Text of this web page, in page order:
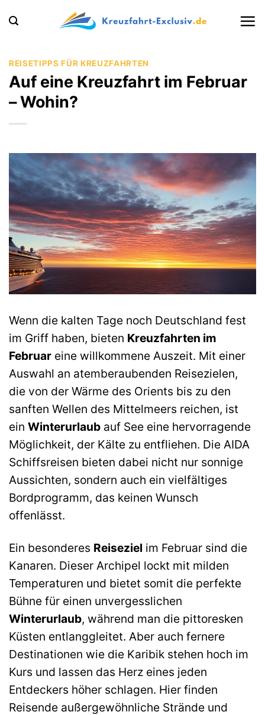
Inhalt
REISETIPPS FÜR KREUZFAHRTEN
Auf eine Kreuzfahrt im Februar
– Wohin?
Wenn die kalten Tage noch Deutschland fest
im Griff haben, bieten Kreuzfahrten im
Februar eine willkommene Auszeit. Mit einer
Auswahl an atemberaubenden Reisezielen,
die von der Wärme des Orients bis zu den
sanften Wellen des Mittelmeers reichen, ist
ein Winterurlaub auf See eine hervorragende
Möglichkeit, der Kälte zu entfliehen. Die AIDA
Schiffsreisen bieten dabei nicht nur sonnige
Aussichten, sondern auch ein vielfältiges
Bordprogramm, das keinen Wunsch
offenlässt.
Ein besonderes Reiseziel im Februar sind die
Kanaren. Dieser Archipel lockt mit milden
Temperaturen und bietet somit die perfekte
Bühne für einen unvergesslichen
Winterurlaub, während man die pittoresken
Küsten entlanggleitet. Aber auch fernere
Destinationen wie die Karibik stehen hoch im
Kurs und lassen das Herz eines jeden
Entdeckers höher schlagen. Hier finden
Reisende außergewöhnliche Strände und